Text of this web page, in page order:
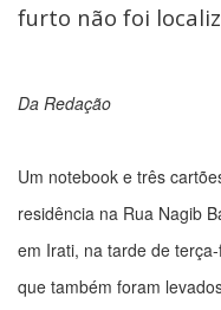
furto não foi
Da Redação
Um notebook e três
residência na Rua Nagib
em Irati, na tarde de
que também foram